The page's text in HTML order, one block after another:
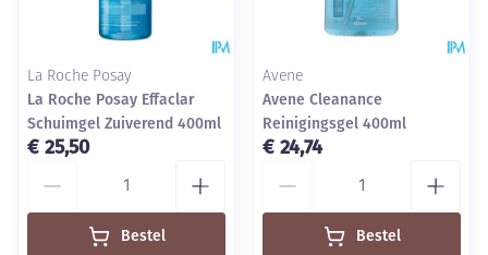
La Roche Posay
La Roche Posay Effaclar
Schuimgel Zuiverend 400ml
€ 25,50
Bestel
Avene
Avene Cleanance
Reinigingsgel 400ml
€ 24,74
Bestel